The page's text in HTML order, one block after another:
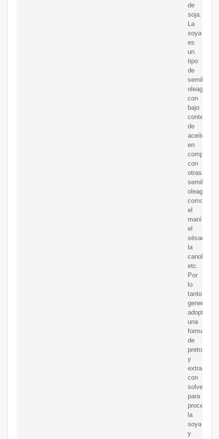
de
soja.
La
soya
es
un
tipo
de
semilla
oleaginosa
con
bajo
contenido
de
aceite
en
con
otras
semillas
como
el
maní,
el
sésamo,
la
canola,
etc.
Por
lo
tanto,
adoptamos
una
forma
de
y
extracción
con
solventes
para
procesar
la
soya
y